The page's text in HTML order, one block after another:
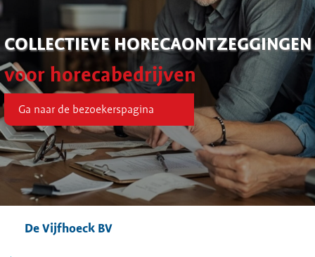
COLLECTIEVE HORECAONTZEGGINGEN
voor horecabedrijven
Ga naar de bezoekerspagina
De Vijfhoeck BV